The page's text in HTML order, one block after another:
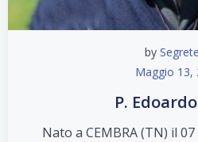
by
Maggio 13,
P.
Nato a CEMBRA (TN) il